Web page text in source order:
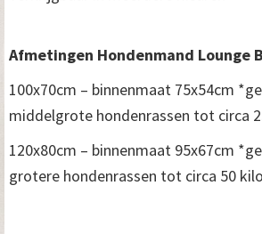
Afmetingen Hondenmand Lounge
100x70cm – binnenmaat 75x54cm
middelgrote hondenrassen tot circa
120x80cm – binnenmaat 95x67cm
grotere hondenrassen tot circa 50 kilo